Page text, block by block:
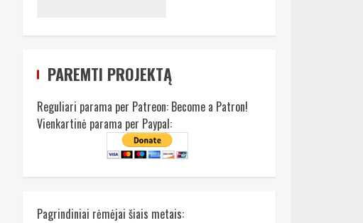
PAREMTI PROJEKTĄ
Reguliari parama per Patreon: Become a Patron!
Vienkartinė parama per Paypal:
Pagrindiniai rėmėjai šiais metais: